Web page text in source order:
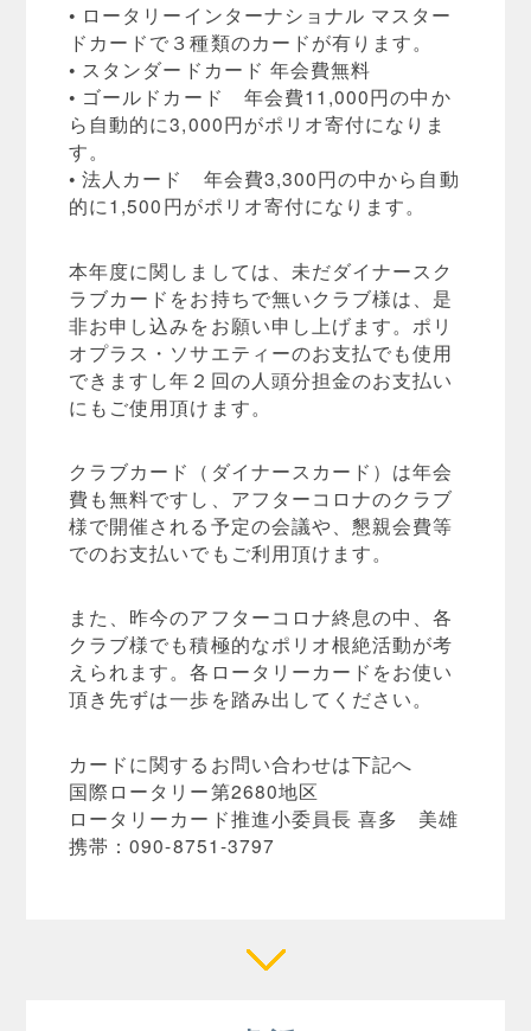
• ロータリーインターナショナル マスター
ドカードで３種類のカードが有ります。
• スタンダードカード 年会費無料
• ゴールドカード 年会費11,000円の中か
ら自動的に3,000円がポリオ寄付になりま
す。
• 法人カード 年会費3,300円の中から自動
的に1,500円がポリオ寄付になります。
本年度に関しましては、未だダイナースク
ラブカードをお持ちで無いクラブ様は、是
非お申し込みをお願い申し上げます。ポリ
オプラス・ソサエティーのお支払でも使用
できますし年２回の人頭分担金のお支払い
にもご使用頂けます。
クラブカード（ダイナースカード）は年会
費も無料ですし、アフターコロナのクラブ
様で開催される予定の会議や、懇親会費等
でのお支払いでもご利用頂けます。
また、昨今のアフターコロナ終息の中、各
クラブ様でも積極的なポリオ根絶活動が考
えられます。各ロータリーカードをお使い
頂き先ずは一歩を踏み出してください。
カードに関するお問い合わせは下記へ
国際ロータリー第2680地区
ロータリーカード推進小委員長 喜多 美雄
携帯：090-8751-3797